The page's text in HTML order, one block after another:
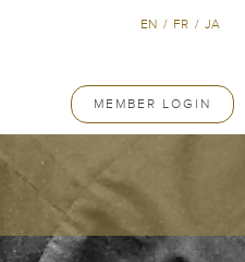
MEMBER LOGIN
EN / FR / JA